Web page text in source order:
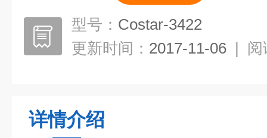
型号： Costar-3422
更新时间： 2017-11-06 | 阅
详情介绍